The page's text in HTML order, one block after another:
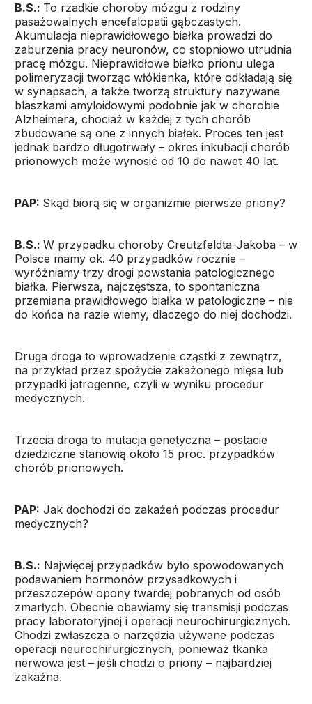
B.S.: To rzadkie choroby mózgu z rodziny
pasażowalnych encefalopatii gąbczastych.
Akumulacja nieprawidłowego białka prowadzi do
zaburzenia pracy neuronów, co stopniowo utrudnia
pracę mózgu. Nieprawidłowe białko prionu ulega
polimeryzacji tworząc włókienka, które odkładają się
w synapsach, a także tworzą struktury nazywane
blaszkami amyloidowymi podobnie jak w chorobie
Alzheimera, chociaż w każdej z tych chorób
zbudowane są one z innych białek. Proces ten jest
jednak bardzo długotrwały – okres inkubacji chorób
prionowych może wynosić od 10 do nawet 40 lat.
PAP: Skąd biorą się w organizmie pierwsze priony?
B.S.: W przypadku choroby Creutzfeldta-Jakoba – w
Polsce mamy ok. 40 przypadków rocznie –
wyróżniamy trzy drogi powstania patologicznego
białka. Pierwsza, najczęstsza, to spontaniczna
przemiana prawidłowego białka w patologiczne – nie
do końca na razie wiemy, dlaczego do niej dochodzi.
Druga droga to wprowadzenie cząstki z zewnątrz,
na przykład przez spożycie zakażonego mięsa lub
przypadki jatrogenne, czyli w wyniku procedur
medycznych.
Trzecia droga to mutacja genetyczna – postacie
dziedziczne stanowią około 15 proc. przypadków
chorób prionowych.
PAP: Jak dochodzi do zakażeń podczas procedur
medycznych?
B.S.: Najwięcej przypadków było spowodowanych
podawaniem hormonów przysadkowych i
przeszczepów opony twardej pobranych od osób
zmarłych. Obecnie obawiamy się transmisji podczas
pracy laboratoryjnej i operacji neurochirurgicznych.
Chodzi zwłaszcza o narzędzia używane podczas
operacji neurochirurgicznych, ponieważ tkanka
nerwowa jest – jeśli chodzi o priony – najbardziej
zakaźna.